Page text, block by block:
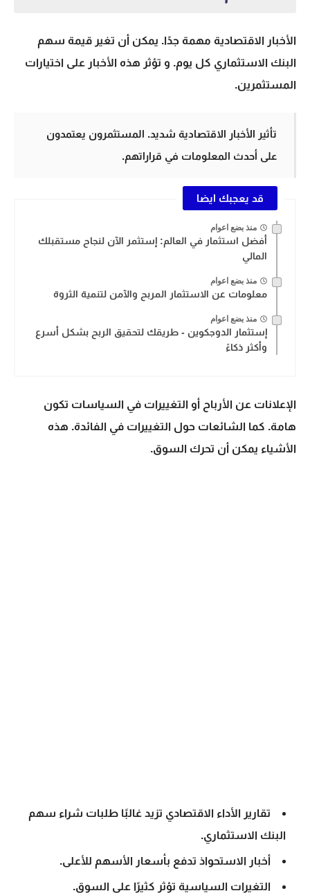
الأخبار الاقتصادية مهمة جدًا. يمكن أن تغير قيمة سهم
البنك الاستثماري كل يوم. و تؤثر هذه الأخبار على اختيارات
المستثمرين.
تأثير الأخبار الاقتصادية شديد. المستثمرون يعتمدون
على أحدث المعلومات في قراراتهم.
قد يعجبك ايضا
منذ بضع اعوام
أفضل استثمار في العالم: إستثمر الآن لنجاح مستقبلك
المالي
منذ بضع اعوام
معلومات عن الاستثمار المربح والآمن لتنمية الثروة
منذ بضع اعوام
إستثمار الدوجكوين - طريقك لتحقيق الربح بشكل أسرع
وأكثر ذكاءً
الإعلانات عن الأرباح أو التغييرات في السياسات تكون
هامة. كما الشائعات حول التغييرات في الفائدة. هذه
الأشياء يمكن أن تحرك السوق.
تقارير الأداء الاقتصادي تزيد غالبًا طلبات شراء سهم
البنك الاستثماري.
أخبار الاستحواذ تدفع بأسعار الأسهم للأعلى.
التغيرات السياسية تؤثر كثيرًا على السوق.